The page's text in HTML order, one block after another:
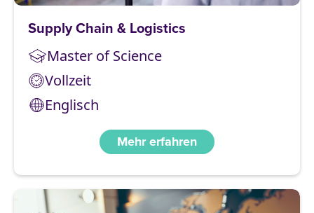
Supply Chain & Logistics
Master of Science
Vollzeit
Englisch
Mehr erfahren